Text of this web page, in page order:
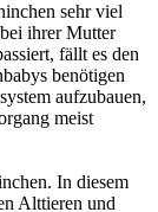
sehr viel
ihrer Mutter
fällt es den
benötigen
aufzubauen,
meist
In diesem
Alttieren und